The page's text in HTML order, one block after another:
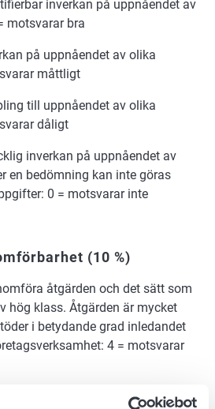
inverkan på uppnåendet av
motsvarar bra
på uppnåendet av olika
måttligt
till uppnåendet av olika
dåligt
inverkan på uppnåendet av
en bedömning kan inte göras
0 = motsvarar inte
(10 %)
åtgärden och det sätt som
hög klass. Åtgärden är mycket
i betydande grad inledandet
4 = motsvarar
är god och det sätt som